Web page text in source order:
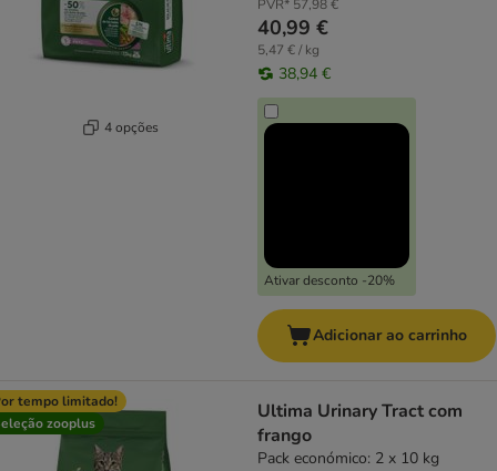
4 opções
PVR* 57,98 €
40,99 €
5,47 € / kg
38,94 €
Ativar desconto -20%
Adicionar ao carrinho
tempo limitado!
zooplus
Ultima Urinary Tract com
frango
Pack económico: 2 x 10 kg